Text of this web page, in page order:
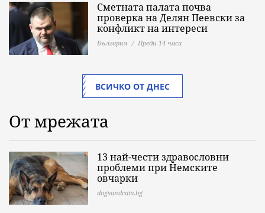
Сметната палата почва
проверка на Делян Пеевски за
конфликт на интереси
България Преди 14 часа
ВСИЧКО ОТ ДНЕС
От мрежата
13 най-чести здравословни
проблеми при Немските
овчарки
dogsandcats.bg